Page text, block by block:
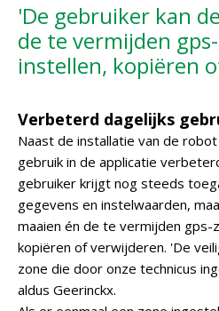
'De gebruiker kan
de te vermijden
instellen, kopiëren
Verbeterd dagelijks
Naast de installatie van de
gebruik in de applicatie
gebruiker krijgt nog steeds
gegevens en instelwaarden,
maaien én de te vermijden gps-
kopiëren of verwijderen. 'De
zone die door onze technicus
aldus Geerinckx.